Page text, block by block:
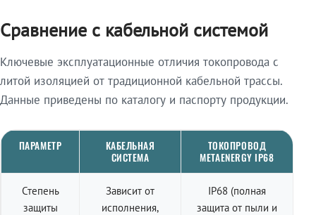
Сравнение с кабельной системой
Ключевые эксплуатационные отличия токопровода с
литой изоляцией от традиционной кабельной трассы.
Данные приведены по каталогу и паспорту продукции.
ПАРАМЕТР
КАБЕЛЬНАЯ
СИСТЕМА
ТОКОПРОВОД
METAENERGY IP68
Степень
защиты
Зависит от
исполнения,
IP68 (полная
защита от пыли и